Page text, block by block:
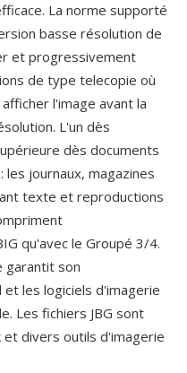
La norme supporté
basse résolution de
et progressivement
de type telecopie où
l'image avant la
L'un dès
dès documents
journaux, magazines
texte et reproductions
qu'avec le Groupé 3/4.
garantit son
les logiciels d'imagerie
Les fichiers JBG sont
et divers outils d'imagerie